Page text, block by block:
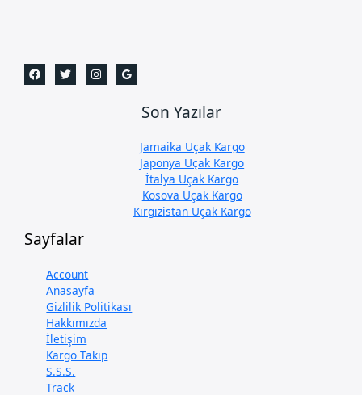
Son Yazılar
Jamaika Uçak Kargo
Japonya Uçak Kargo
İtalya Uçak Kargo
Kosova Uçak Kargo
Kırgızistan Uçak Kargo
Sayfalar
Account
Anasayfa
Gizlilik Politikası
Hakkımızda
İletişim
Kargo Takip
S.S.S.
Track